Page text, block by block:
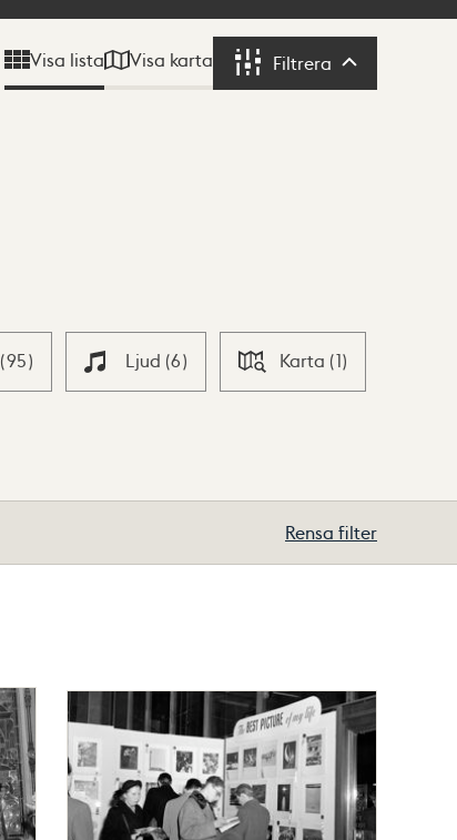
Visa lista Visa karta Filtrera Filtrera
(95) Ljud (6) Karta (1)
Rensa filter